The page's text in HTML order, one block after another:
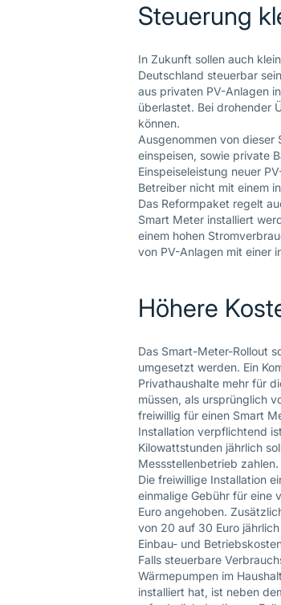
Steuerung
In Zukunft sollen auch
Deutschland steuerbar
aus privaten PV-Anlagen
überlastet. Bei drohender
können.
Ausgenommen von
einspeisen, sowie private
Einspeiseleistung neuer
Betreiber nicht mit einem
Das Reformpaket regelt
Smart Meter installiert
einem hohen
von PV-Anlagen mit einer
Höhere
Das Smart-Meter-Rollout
umgesetzt werden. Ein
Privathaushalte mehr für
müssen, als ursprünglich
freiwillig für einen Smart
Installation verpflichtend
Kilowattstunden jährlich
Messstellenbetrieb zahlen.
Die freiwillige Installation
einmalige Gebühr für eine
Euro angehoben.
von 20 auf 30 Euro
Einbau- und
Falls steuerbare
Wärmepumpen im
installiert hat, ist neben